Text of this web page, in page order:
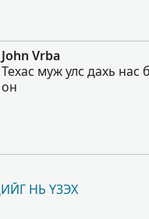
John Vrba
Техас муж улс дахь нас
он
НЬ ҮЗЭХ